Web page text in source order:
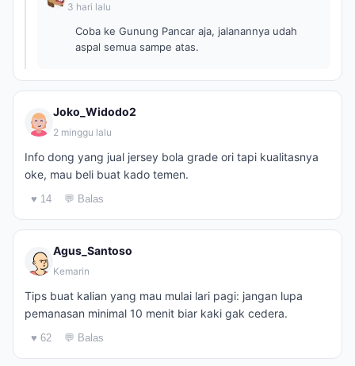
3 hari lalu
Coba ke Gunung Pancar aja, jalanannya udah
aspal semua sampe atas.
Joko_Widodo2
2 minggu lalu
Info dong yang jual jersey bola grade ori tapi kualitasnya
oke, mau beli buat kado temen.
♥ 14 💬 Balas
Agus_Santoso
Kemarin
Tips buat kalian yang mau mulai lari pagi: jangan lupa
pemanasan minimal 10 menit biar kaki gak cedera.
♥ 62 💬 Balas